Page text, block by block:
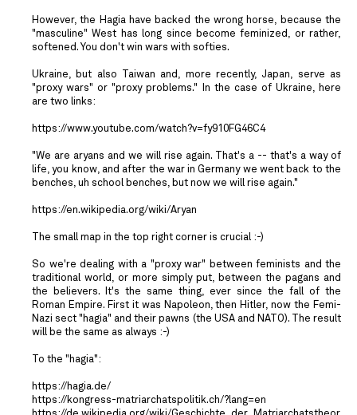
However, the Hagia have backed the wrong horse, because the
"masculine" West has long since become feminized, or rather,
softened. You don't win wars with softies.
Ukraine, but also Taiwan and, more recently, Japan, serve as
"proxy wars" or "proxy problems." In the case of Ukraine, here
are two links:
https://www.youtube.com/watch?v=fy910FG46C4
"We are aryans and we will rise again. That's a -- that's a way of
life, you know, and after the war in Germany we went back to the
benches, uh school benches, but now we will rise again."
https://en.wikipedia.org/wiki/Aryan
The small map in the top right corner is crucial :-)
So we're dealing with a "proxy war" between feminists and the
traditional world, or more simply put, between the pagans and
the believers. It's the same thing, ever since the fall of the
Roman Empire. First it was Napoleon, then Hitler, now the Femi-
Nazi sect "hagia" and their pawns (the USA and NATO). The result
will be the same as always :-)
To the "hagia":
https://hagia.de/
https://kongress-matriarchatspolitik.ch/?lang=en